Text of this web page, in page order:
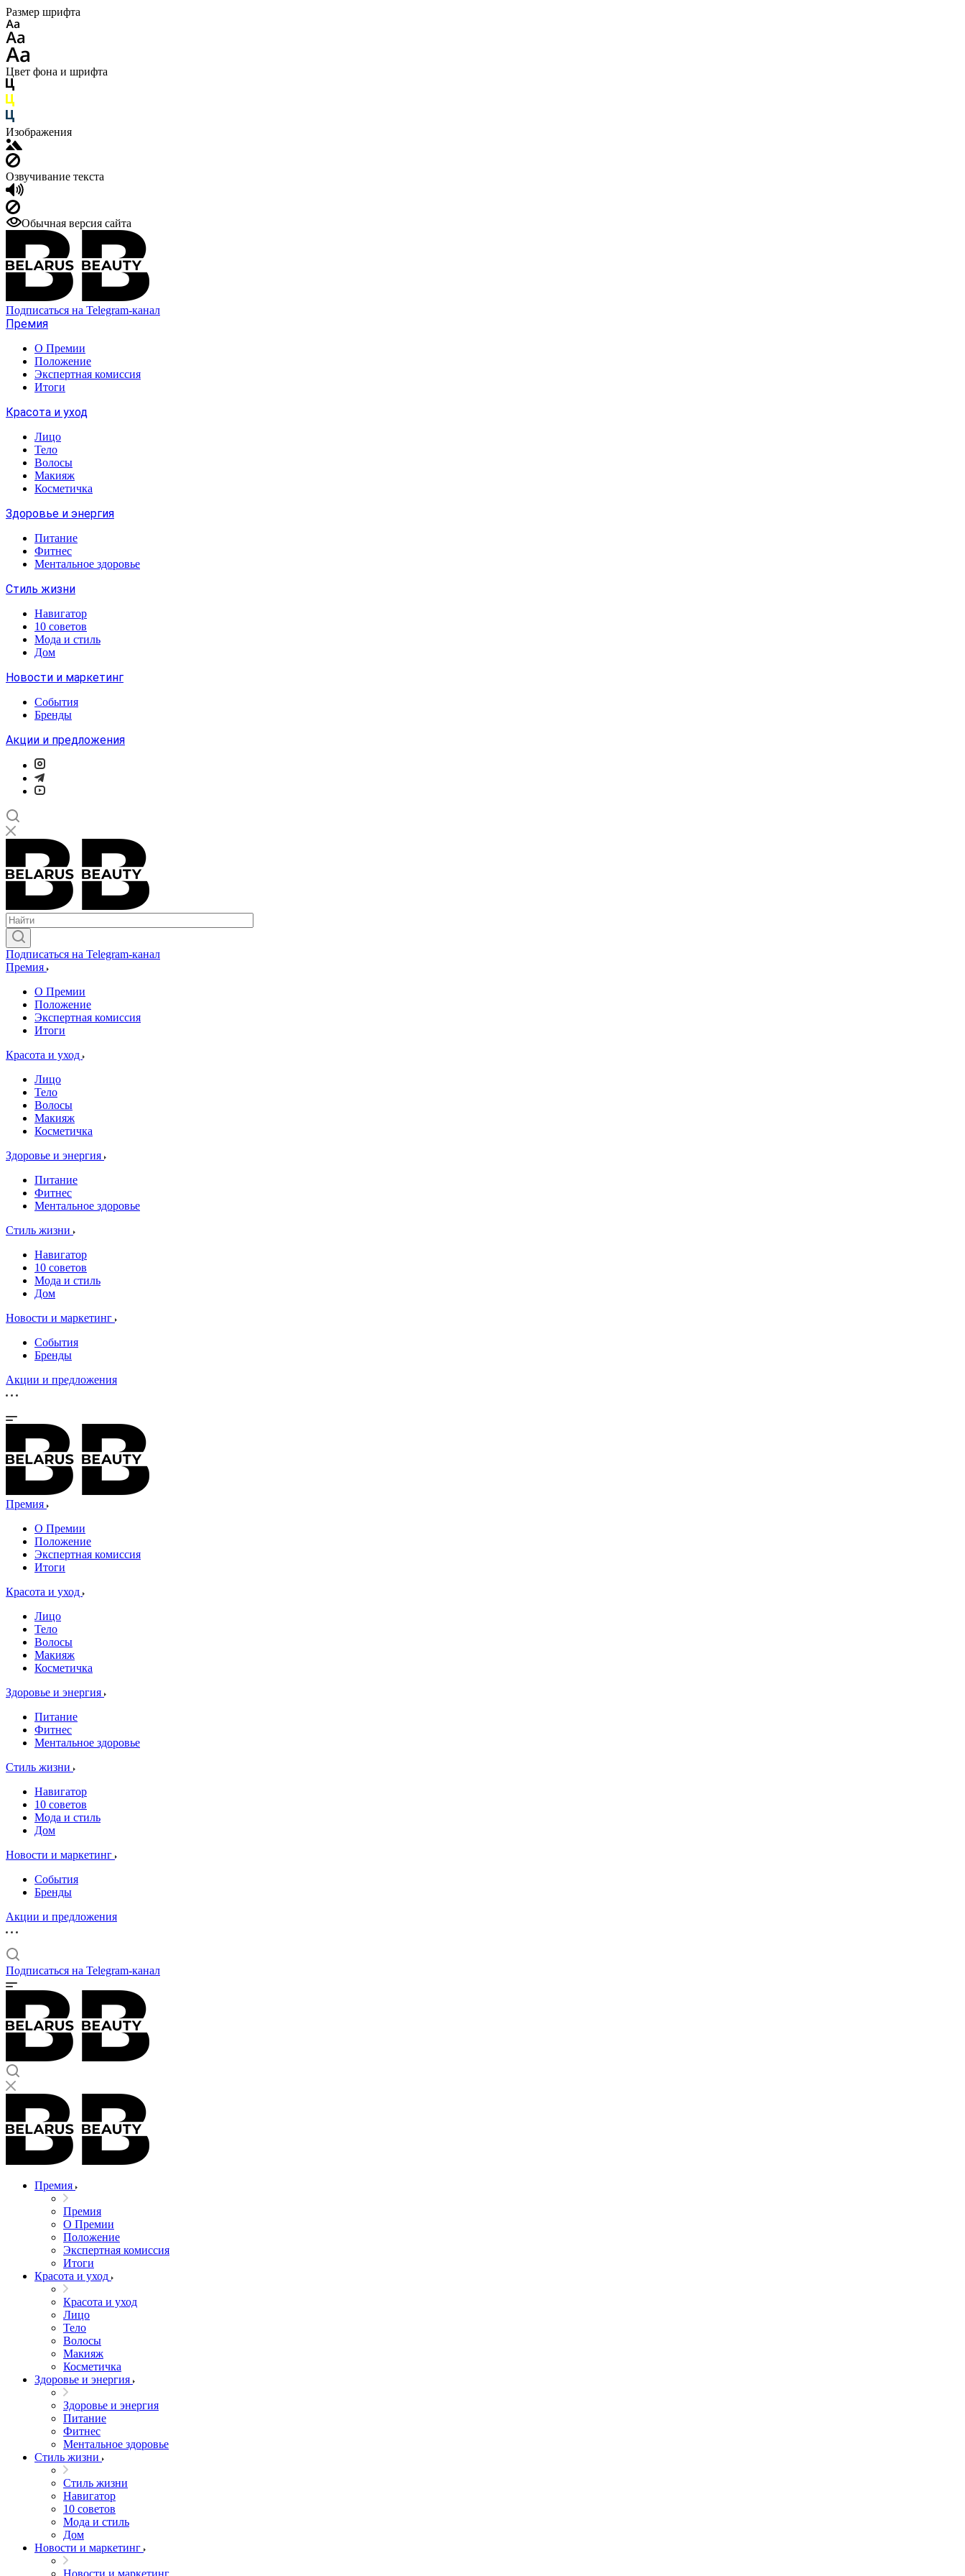
Размер шрифта
Цвет фона и шрифта
Изображения
Озвучивание текста
Обычная версия сайта
Подписаться на Telegram-канал
Премия
О Премии
Положение
Экспертная комиссия
Итоги
Красота и уход
Лицо
Тело
Волосы
Макияж
Косметичка
Здоровье и энергия
Питание
Фитнес
Ментальное здоровье
Стиль жизни
Навигатор
10 советов
Мода и стиль
Дом
Новости и маркетинг
События
Бренды
Акции и предложения
Подписаться на Telegram-канал
Премия
О Премии
Положение
Экспертная комиссия
Итоги
Красота и уход
Лицо
Тело
Волосы
Макияж
Косметичка
Здоровье и энергия
Питание
Фитнес
Ментальное здоровье
Стиль жизни
Навигатор
10 советов
Мода и стиль
Дом
Новости и маркетинг
События
Бренды
Акции и предложения
Премия
О Премии
Положение
Экспертная комиссия
Итоги
Красота и уход
Лицо
Тело
Волосы
Макияж
Косметичка
Здоровье и энергия
Питание
Фитнес
Ментальное здоровье
Стиль жизни
Навигатор
10 советов
Мода и стиль
Дом
Новости и маркетинг
События
Бренды
Акции и предложения
Подписаться на Telegram-канал
Премия
Премия
О Премии
Положение
Экспертная комиссия
Итоги
Красота и уход
Красота и уход
Лицо
Тело
Волосы
Макияж
Косметичка
Здоровье и энергия
Здоровье и энергия
Питание
Фитнес
Ментальное здоровье
Стиль жизни
Стиль жизни
Навигатор
10 советов
Мода и стиль
Дом
Новости и маркетинг
Новости и маркетинг